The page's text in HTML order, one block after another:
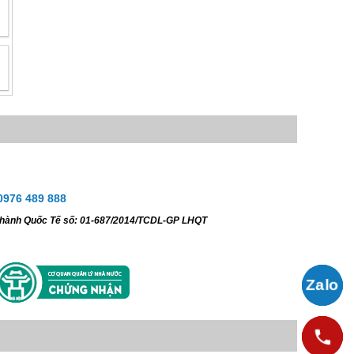
489 888
Quốc Tế số: 01-687/2014/TCDL-GP LHQT